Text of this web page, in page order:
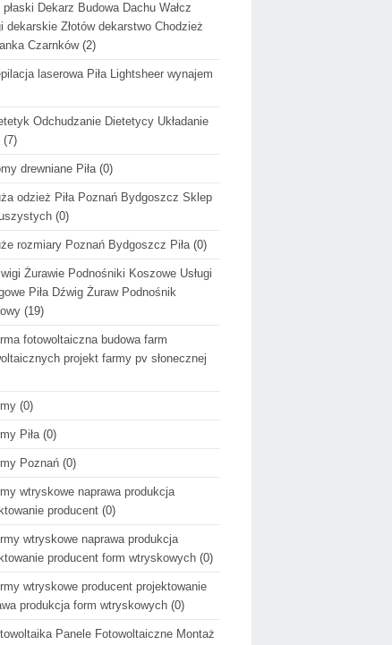
płaski Dekarz Budowa Dachu Wałcz
dekarskie Złotów dekarstwo Chodzież
Czarnków(2)
laserowa Piła Lightsheer wynajem
Odchudzanie Dietetycy Układanie
(7)
drewniane Piła(0)
odzież Piła Poznań Bydgoszcz Sklep
(0)
rozmiary Poznań Bydgoszcz Piła(0)
Żurawie Podnośniki Koszowe Usługi
Piła Dźwig Żuraw Podnośnik
(19)
fotowoltaiczna budowa farm
projekt farmy pv słonecznej
(0)
Piła(0)
Poznań (0)
wtryskowe naprawa produkcja
producent (0)
wtryskowe naprawa produkcja
producent form wtryskowych (0)
wtryskowe producent projektowanie
produkcja form wtryskowych (0)
Panele Fotowoltaiczne Montaż